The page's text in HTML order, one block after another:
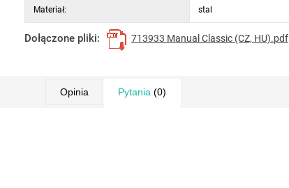
Materiał: stal
Dołączone pliki: 713933 Manual Classic (CZ, HU).pdf
Opinia Pytania (0)